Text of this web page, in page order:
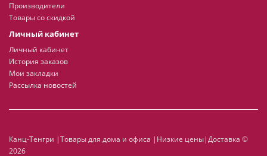
Производители
Товары со скидкой
Личный кабинет
Личный кабинет
История заказов
Мои закладки
Рассылка новостей
Канц-Тенгри |Товары для дома и офиса |Низкие цены|Доставка ©
2026